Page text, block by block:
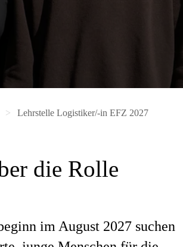
Lehrstelle Logistiker/-in EFZ 2027
die Rolle
im August 2027 suchen